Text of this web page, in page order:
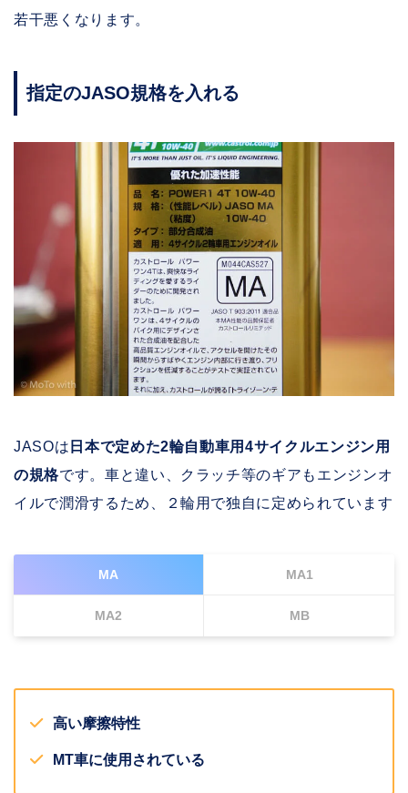
若干悪くなります。
指定のJASO規格を入れる
JASOは 日本で定めた2輪自動車用4サイクルエンジン用
の規格です。車と違い、クラッチ等のギアもエンジンオ
イルで潤滑するため、２輪用で独自に定められています
MA MA1
MA2 MB
高い摩擦特性
MT車に使用されている